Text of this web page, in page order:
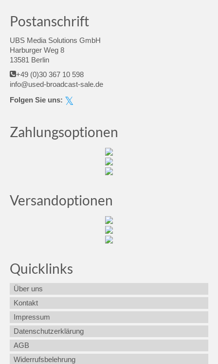
Postanschrift
UBS Media Solutions GmbH
Harburger Weg 8
13581 Berlin
+49 (0)30 367 10 598
info@used-broadcast-sale.de
Folgen Sie uns:
Zahlungsoptionen
Versandoptionen
Quicklinks
Über uns
Kontakt
Impressum
Datenschutzerklärung
AGB
Widerrufsbelehrung